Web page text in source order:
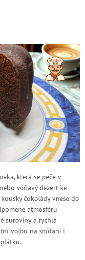
která se peče v
voňavý dezert ke
čokolády vnese do
atmosféru
suroviny a rychlá
volbu na snídani i